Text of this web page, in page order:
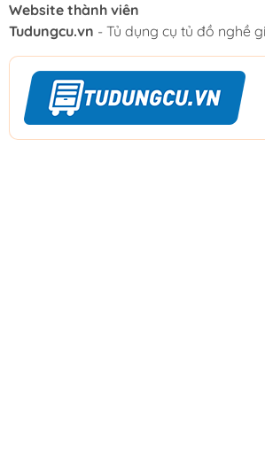
Website thành viên
Tudungcu.vn - Tủ dụng cụ tủ đồ nghề